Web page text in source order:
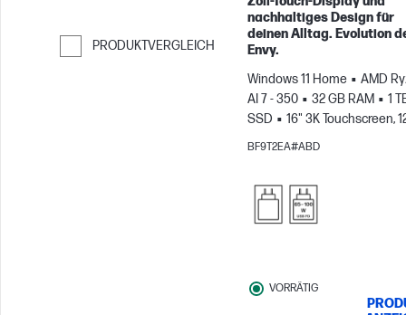
PRODUKTVERGLEICH
Weiter zum Vergleichen
nachhaltiges Design für
deinen Alltag. Evolution
Envy.
Windows 11 Home
AMD
AI 7 - 350
32 GB RAM
1
SSD
16" 3K Touchscreen,
0.2ms Reaktionszeit
BF9T2EA#ABD
VORRÄTIG